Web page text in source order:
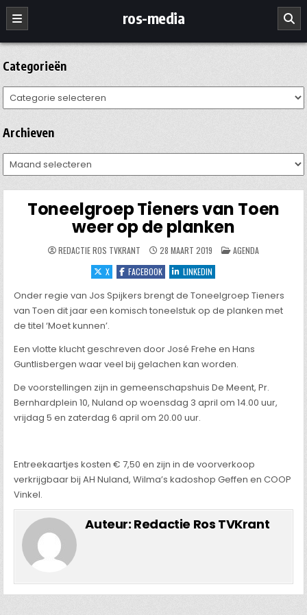
Ga
naar
de
inhoud
ros-media
Categorieën
Categorieën
Archieven
Archieven
Toneelgroep Tieners van Toen
weer op de planken
REDACTIE ROS TVKRANT 28 MAART 2019 GEPLAATST
IN
AGENDA
X
FACEBOOK LINKEDIN
Onder regie van Jos Spijkers brengt de Toneelgroep Tieners
van Toen dit jaar een komisch toneelstuk op de planken met
de titel ‘Moet kunnen’.
Een vlotte klucht geschreven door José Frehe en Hans
Guntlisbergen waar veel bij gelachen kan worden.
De voorstellingen zijn in gemeenschapshuis De Meent, Pr.
Bernhardplein 10, Nuland op woensdag 3 april om 14.00 uur,
vrijdag 5 en zaterdag 6 april om 20.00 uur.
Entreekaartjes kosten € 7,50 en zijn in de voorverkoop
verkrijgbaar bij AH Nuland, Wilma’s kadoshop Geffen en COOP
Vinkel.
Auteur: Redactie Ros TVKrant